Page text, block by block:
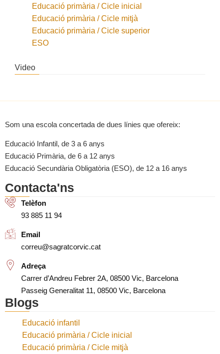
Educació primària / Cicle inicial
Educació primària / Cicle mitjà
Educació primària / Cicle superior
ESO
Video
Som una escola concertada de dues línies que ofereix:
Educació Infantil, de 3 a 6 anys
Educació Primària, de 6 a 12 anys
Educació Secundària Obligatòria (ESO), de 12 a 16 anys
Contacta'ns
Telèfon
93 885 11 94
Email
correu@sagratcorvic.cat
Adreça
Carrer d’Andreu Febrer 2A, 08500 Vic, Barcelona
Passeig Generalitat 11, 08500 Vic, Barcelona
Blogs
Educació infantil
Educació primària / Cicle inicial
Educació primària / Cicle mitjà